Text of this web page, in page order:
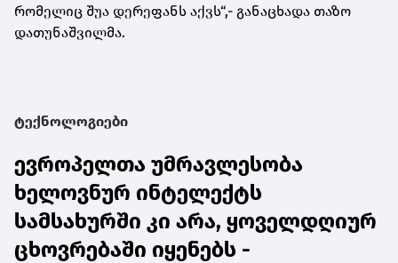
რომელიც შუა დერეფანს აქვს“,- განაცხადა თაზო
დათუნაშვილმა.
ტექნოლოგიები
ევროპელთა უმრავლესობა
ხელოვნურ ინტელექტს
სამსახურში კი არა, ყოველდღიურ
ცხოვრებაში იყენებს -